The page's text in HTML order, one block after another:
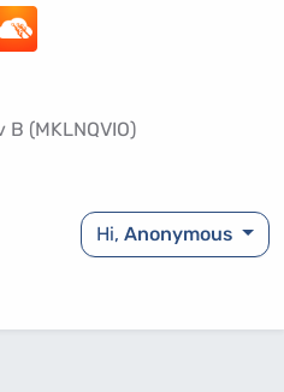
(MKLNQVIO)
Hi,Anonymous